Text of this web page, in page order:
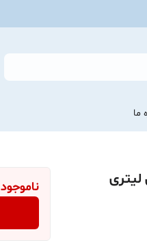
ما
ناموجود